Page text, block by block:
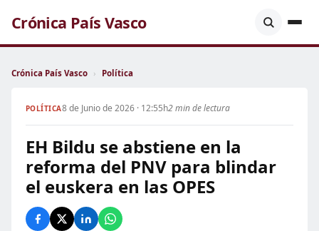
Crónica País Vasco
Crónica País Vasco › Política
POLÍTICA8 de Junio de 2026 · 12:55h2 min de lectura
EH Bildu se abstiene en la
reforma del PNV para blindar
el euskera en las OPES